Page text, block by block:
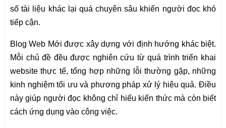
số tài liệu khác lại quá chuyên sâu khiến người đọc khó
tiếp cận.
Blog Web Mới được xây dựng với định hướng khác biệt.
Mỗi chủ đề đều được nghiên cứu từ quá trình triển khai
website thực tế, tổng hợp những lỗi thường gặp, những
kinh nghiệm tối ưu và phương pháp xử lý hiệu quả. Điều
này giúp người đọc không chỉ hiểu kiến thức mà còn biết
cách ứng dụng vào công việc.